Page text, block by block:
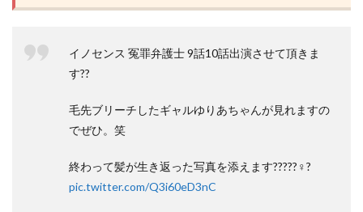
イノセンス 冤罪弁護士 9話10話出演させて頂きま
す??
毛先ブリーチしたギャルゆりあちゃんが見れますの
でぜひ。笑
終わって髪が生き返った写真を添えます?????♀?
pic.twitter.com/Q3i60eD3nC